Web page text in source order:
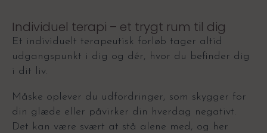
Individuel terapi – et trygt rum til dig
Et individuelt terapeutisk forløb tager altid
udgangspunkt i dig og dér, hvor du befinder dig
i dit liv.
Måske oplever du udfordringer, som skygger for
din glæde eller påvirker din hverdag negativt.
Det kan være svært at stå alene med, og her